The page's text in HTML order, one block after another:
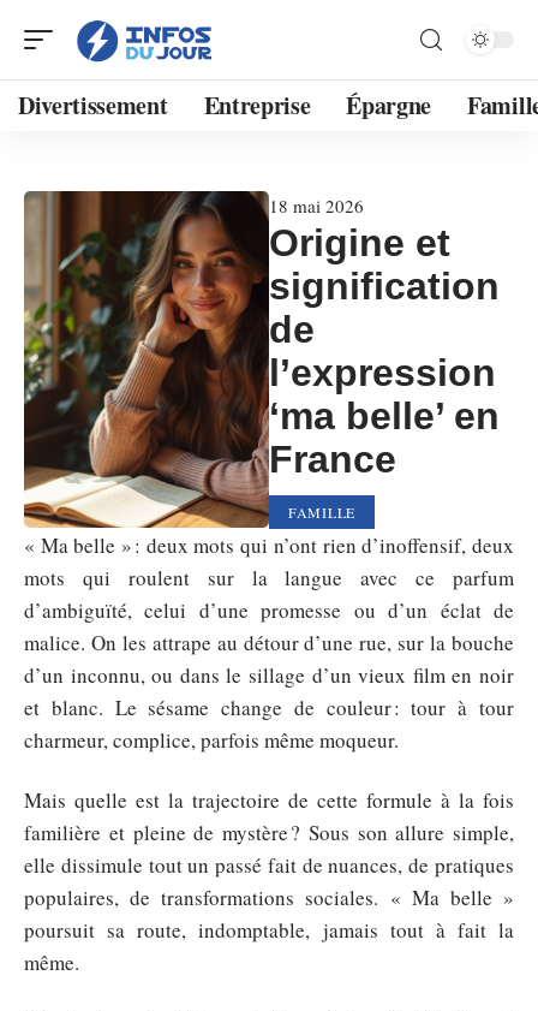
Divertissement Entreprise Épargne
18 mai 2026
Origine et
signification
de
l’expression
‘ma belle’ en
France
FAMILLE
« Ma belle » : deux mots qui n’ont rien d’inoffensif, deux
mots qui roulent sur la langue avec ce parfum
d’ambiguïté, celui d’une promesse ou d’un éclat de
malice. On les attrape au détour d’une rue, sur la bouche
d’un inconnu, ou dans le sillage d’un vieux film en noir
et blanc. Le sésame change de couleur : tour à tour
charmeur, complice, parfois même moqueur.
Mais quelle est la trajectoire de cette formule à la fois
familière et pleine de mystère ? Sous son allure simple,
elle dissimule tout un passé fait de nuances, de pratiques
populaires, de transformations sociales. « Ma belle »
poursuit sa route, indomptable, jamais tout à fait la
même.